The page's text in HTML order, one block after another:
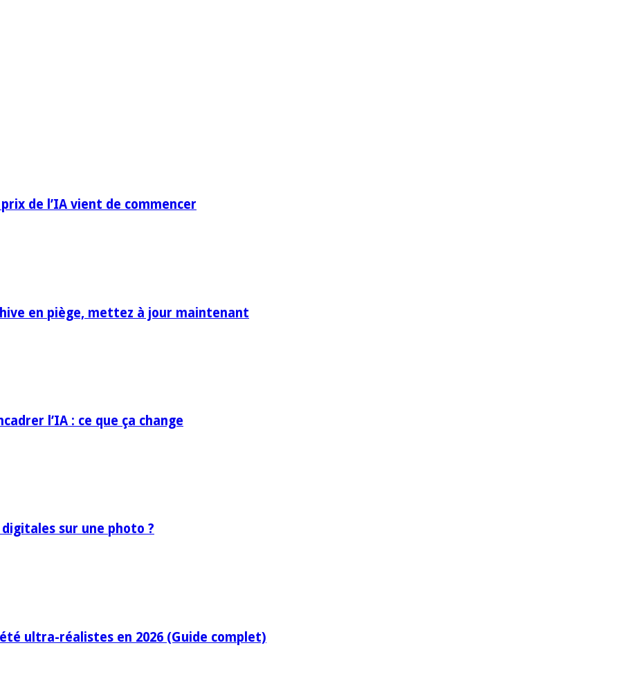
de l’IA vient de commencer
en piège, mettez à jour maintenant
l’IA : ce que ça change
sur une photo ?
ultra-réalistes en 2026 (Guide complet)